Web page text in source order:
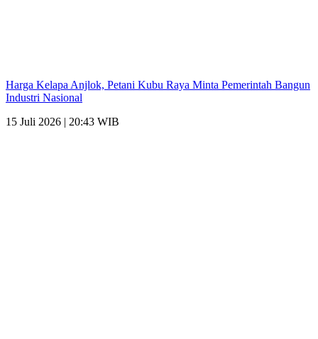
Harga Kelapa Anjlok, Petani Kubu Raya Minta Pemerintah Bangun
Industri Nasional
15 Juli 2026 | 20:43 WIB